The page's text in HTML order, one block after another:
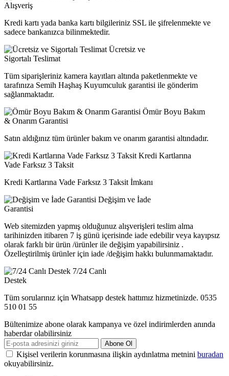
Alışveriş
Kredi kartı yada banka kartı bilgileriniz SSL ile şifrelenmekte ve
sadece bankanızca bilinmektedir.
Ücretsiz ve
Sigortalı Teslimat
Tüm siparişleriniz kamera kayıtları altında paketlenmekte ve
tarafınıza Semih Haşhaş Kuyumculuk garantisi ile gönderim
sağlanmaktadır.
Ömür Boyu Bakım
& Onarım Garantisi
Satın aldığınız tüm ürünler bakım ve onarım garantisi altındadır.
Kredi Kartlarına
Vade Farksız 3 Taksit
Kredi Kartlarına Vade Farksız 3 Taksit İmkanı
Değişim ve İade
Garantisi
Web sitemizden yapmış olduğunuz alışverişleri teslim alma
tarihinizden itibaren 7 iş günü içerisinde iade edebilir veya kayıpsız
olarak farklı bir ürün /ürünler ile değişim yapabilirsiniz .
Özelleştirilmiş ürünler için iade /değişim hakkı bulunmamaktadır.
7/24 Canlı
Destek
Tüm sorularınız için Whatsapp destek hattımız hizmetinizde. 0535
510 01 55
Bültenimize abone olarak kampanya ve özel indirimlerden anında
haberdar olabilirsiniz
Abone Ol
Kişisel verilerin korunmasına ilişkin aydınlatma metnini buradan
okuyabilirsiniz.